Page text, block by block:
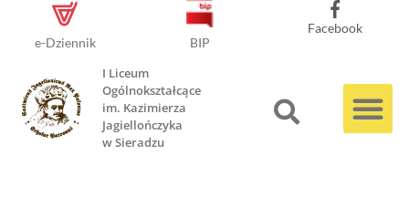
e-Dziennik BIP
Facebook
I Liceum
Ogólnokształcące
im. Kazimierza
Jagiellończyka
w Sieradzu